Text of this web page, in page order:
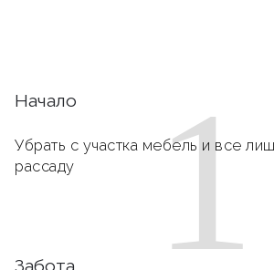
1
Начало
Убрать с участка мебель и все
рассаду
Забота